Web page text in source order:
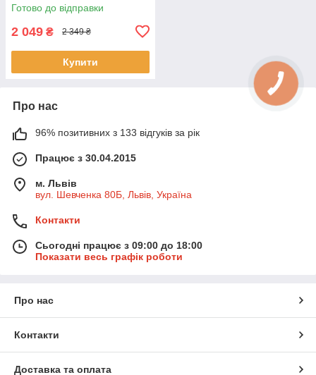
панель для інструментів
Готово до відправки
2 049 ₴ 2 349 ₴
Купити
Про нас
96% позитивних з 133 відгуків за рік
Працює з 30.04.2015
м. Львів
вул. Шевченка 80Б, Львів, Україна
Контакти
Сьогодні працює з 09:00 до 18:00
Показати весь графік роботи
Про нас
Контакти
Доставка та оплата